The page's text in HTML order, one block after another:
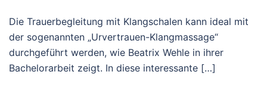
Die Trauerbegleitung mit Klangschalen kann ideal mit
der sogenannten „Urvertrauen-Klangmassage“
durchgeführt werden, wie Beatrix Wehle in ihrer
Bachelorarbeit zeigt. In diese interessante […]